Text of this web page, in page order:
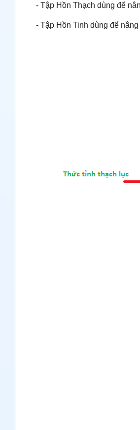
- Tập Hồn Thạch dùng để
- Tập Hồn Tinh dùng để